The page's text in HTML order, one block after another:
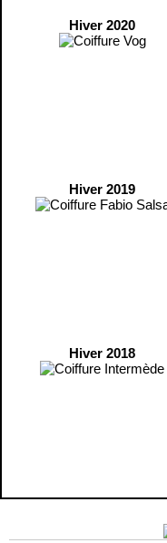
Hiver 2020
Hiver 2019
Hiver 2018